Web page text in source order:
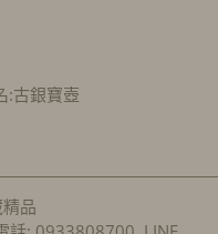
:古銀寶壺
品